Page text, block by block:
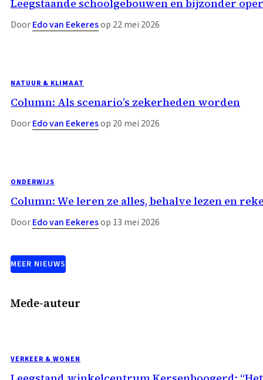
Leegstaande schoolgebouwen en bijzonder
DoorEdo van Eekeresop 22 mei 2026
NATUUR & KLIMAAT
Column: Als scenario’s zekerheden worden
DoorEdo van Eekeresop 20 mei 2026
ONDERWIJS
Column: We leren ze alles, behalve lezen en
DoorEdo van Eekeresop 13 mei 2026
MEER NIEUWS
Mede-auteur
VERKEER & WONEN